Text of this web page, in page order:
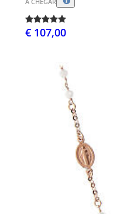
€ 107,00